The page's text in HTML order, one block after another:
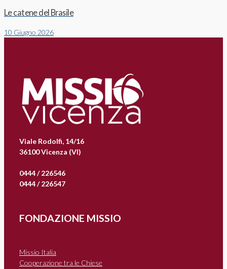
Le catene del Brasile
10 Giugno 2026
Viale Rodolfi, 14/16
36100 Vicenza (VI)
0444 / 226546
0444 / 226547
FONDAZIONE MISSIO
Missio Italia
Cooperazione tra le Chiese